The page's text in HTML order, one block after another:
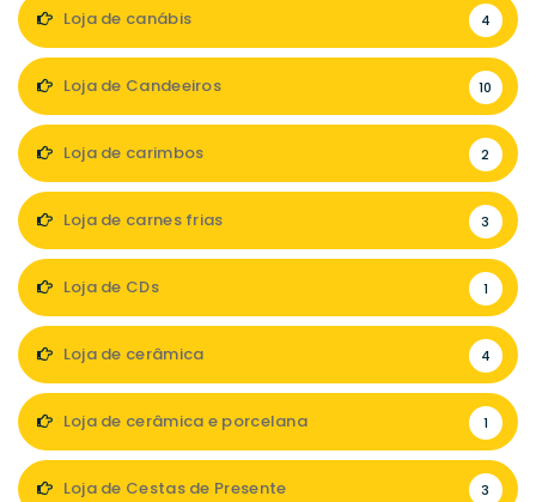
Loja de canábis 4
Loja de Candeeiros 10
Loja de carimbos 2
Loja de carnes frias 3
Loja de CDs 1
Loja de cerâmica 4
Loja de cerâmica e porcelana 1
Loja de Cestas de Presente 3